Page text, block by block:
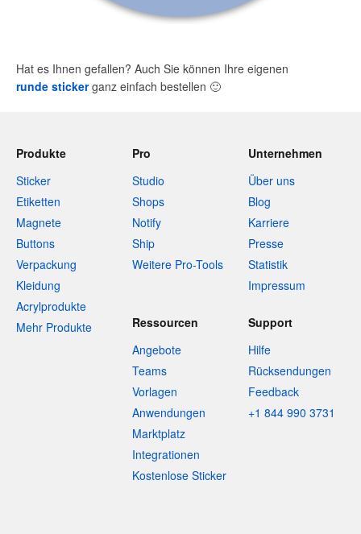
Hat es Ihnen gefallen? Auch Sie können Ihre eigenen
runde stickerganz einfach bestellen 🙂
Produkte
Sticker
Etiketten
Magnete
Buttons
Verpackung
Kleidung
Acrylprodukte
Mehr Produkte
Pro
Studio
Shops
Notify
Ship
Weitere Pro-Tools
Unternehmen
Über uns
Blog
Karriere
Presse
Statistik
Impressum
Ressourcen
Angebote
Teams
Vorlagen
Anwendungen
Marktplatz
Integrationen
Kostenlose Sticker
Support
Hilfe
Rücksendungen
Feedback
+1 844 990 3731